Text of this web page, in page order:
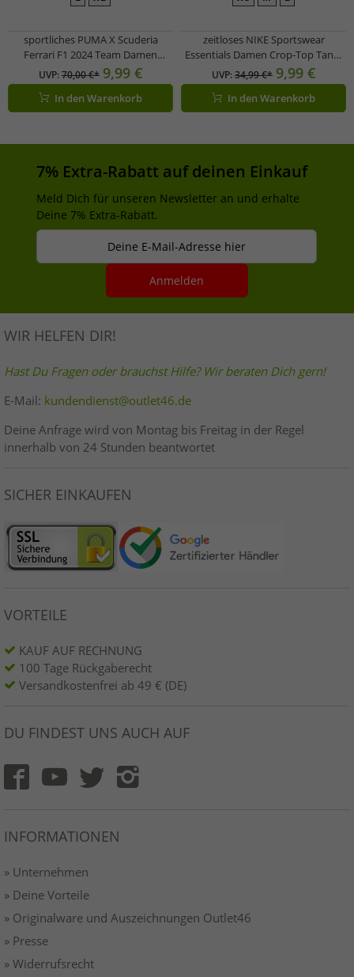
sportliches PUMA X Scuderia
Ferrari F1 2024 Team Damen
Kurzarm-Shirt Baumwoll-Shirt
701228006 001 Rot
UVP:70,00 €* 9,99 €
In den Warenkorb
zeitloses NIKE Sportswear
Essentials Damen Crop-Top Tank-
Top Sport-Shirt Trainings-Shirt
FB8279-019 Beige
UVP:34,99 €* 9,99 €
In den Warenkorb
7% Extra-Rabatt auf deinen Einkauf
Meld Dich für unseren Newsletter an und erhalte
Deine 7% Extra-Rabatt.
Deine E-Mail-Adresse hier
Anmelden
WIR HELFEN DIR!
Hast Du Fragen oder brauchst Hilfe? Wir beraten Dich gern!
E-Mail: kundendienst@outlet46.de
Deine Anfrage wird von Montag bis Freitag in der Regel
innerhalb von 24 Stunden beantwortet
SICHER EINKAUFEN
VORTEILE
KAUF AUF RECHNUNG
100 Tage Rückgaberecht
Versandkostenfrei ab 49 € (DE)
DU FINDEST UNS AUCH AUF
INFORMATIONEN
» Unternehmen
» Deine Vorteile
» Originalware und Auszeichnungen Outlet46
» Presse
» Widerrufsrecht